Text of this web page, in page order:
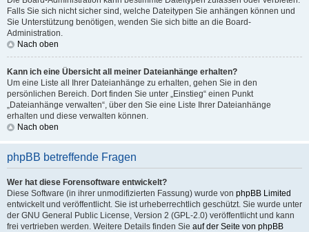
Falls Sie sich nicht sicher sind, welche Dateitypen Sie anhängen können und
Sie Unterstützung benötigen, wenden Sie sich bitte an die Board-
Administration.
Nach oben
Kann ich eine Übersicht all meiner Dateianhänge erhalten?
Um eine Liste all Ihrer Dateianhänge zu erhalten, gehen Sie in den
persönlichen Bereich. Dort finden Sie unter „Einstieg“ einen Punkt
„Dateianhänge verwalten“, über den Sie eine Liste Ihrer Dateianhänge
erhalten und diese verwalten können.
Nach oben
phpBB betreffende Fragen
Wer hat diese Forensoftware entwickelt?
Diese Software (in ihrer unmodifizierten Fassung) wurde von phpBB Limited
entwickelt und veröffentlicht. Sie ist urheberrechtlich geschützt. Sie wurde unter
der GNU General Public License, Version 2 (GPL-2.0) veröffentlicht und kann
frei vertrieben werden. Weitere Details finden Sie auf der Seite von phpBB